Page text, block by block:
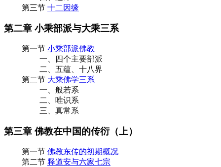
第三节 十二因缘
第二章 小乘部派与大乘三系
第一节 小乘部派佛教
一、四个主要部派
二、五蕴、十八界
第二节 大乘佛学三系
一、般若系
二、唯识系
三、真常系
第三章 佛教在中国的传衍（上）
第一节 佛教东传的初期概况
第二节 释道安与六家七宗